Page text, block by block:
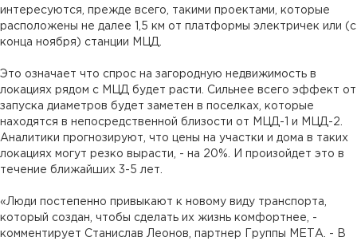
интересуются, прежде всего, такими проектами, которые
расположены не далее 1,5 км от платформы электричек или (с
конца ноября) станции МЦД.
Это означает что спрос на загородную недвижимость в
локациях рядом с МЦД будет расти. Сильнее всего эффект от
запуска диаметров будет заметен в поселках, которые
находятся в непосредственной близости от МЦД-1 и МЦД-2.
Аналитики прогнозируют, что цены на участки и дома в таких
локациях могут резко вырасти, - на 20%. И произойдет это в
течение ближайших 3-5 лет.
«Люди постепенно привыкают к новому виду транспорта,
который создан, чтобы сделать их жизнь комфортнее, -
комментирует Станислав Леонов, партнер Группы МЕТА. - В